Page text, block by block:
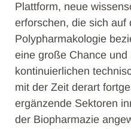
Plattform, neue
erforschen, die sich auf
Polypharmakologie
eine große Chance
kontinuierlichen
mit der Zeit derart
ergänzende Sektoren
der Biopharmazie